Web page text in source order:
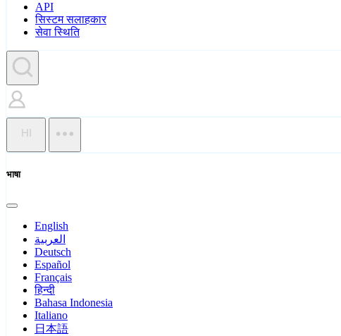
API
सिस्टम सलाहकार
सेवा स्थिति
HI
भाषा
English
العربية
Deutsch
Español
Français
हिन्दी
Bahasa Indonesia
Italiano
日本語